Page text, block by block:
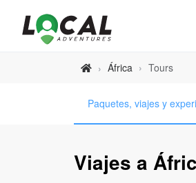
› África › Tours
Paquetes, viajes y
Viajes a